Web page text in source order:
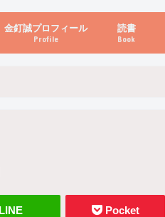
金釘誠プロフィール
Profile
読書
Book
LINE Pocket